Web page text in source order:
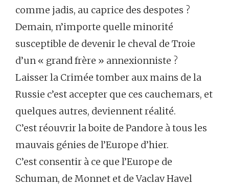
comme jadis, au caprice des despotes ?
Demain, n’importe quelle minorité
susceptible de devenir le cheval de Troie
d’un « grand frère » annexionniste ?
Laisser la Crimée tomber aux mains de la
Russie c’est accepter que ces cauchemars, et
quelques autres, deviennent réalité.
C’est réouvrir la boite de Pandore à tous les
mauvais génies de l’Europe d’hier.
C’est consentir à ce que l’Europe de
Schuman, de Monnet et de Vaclav Havel